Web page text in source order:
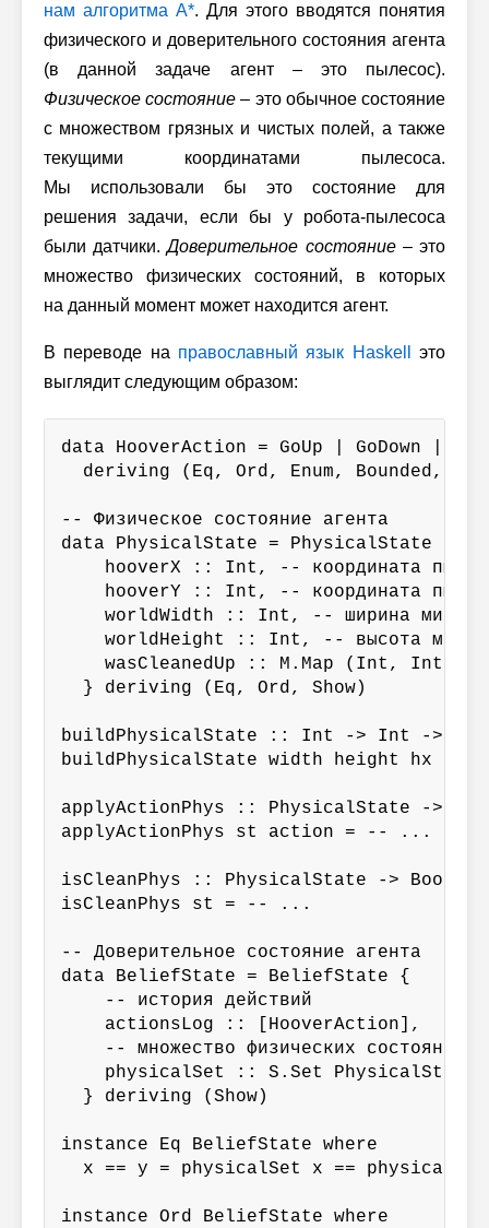
нам алгоритма A*. Для этого вводятся понятия
физического и доверительного состояния агента
(в данной задаче агент – это пылесос).
Физическое состояние – это обычное состояние
с множеством грязных и чистых полей, а также
текущими координатами пылесоса.
Мы использовали бы это состояние для
решения задачи, если бы у робота-пылесоса
были датчики.Доверительное состояние– это
множество физических состояний, в которых
на данный момент может находится агент.
В переводе на православный язык Haskell
это
выглядит следующим образом:
data HooverAction = GoUp | GoDown |
deriving (Eq, Ord, Enum, Bounded,
-- Физическое состояние агента
data PhysicalState = PhysicalState {
hooverX :: Int, -- координата
hooverY :: Int, -- координата
    worldWidth :: Int, -- ширина мира
    worldHeight :: Int, -- высота мира
wasCleanedUp :: M.Map (Int, Int)
  } deriving (Eq, Ord, Show)
buildPhysicalState :: Int -> Int -> Int
buildPhysicalState width height hx
applyActionPhys :: PhysicalState ->
applyActionPhys st action = -- ...
isCleanPhys :: PhysicalState -> Bool
isCleanPhys st = -- ...
-- Доверительное состояние агента
data BeliefState = BeliefState {
    -- история действий
    actionsLog :: [HooverAction],
    -- множество физических состояний
    physicalSet :: S.Set PhysicalState
  } deriving (Show)
instance Eq BeliefState where
x == y = physicalSet x ==
instance Ord BeliefState where